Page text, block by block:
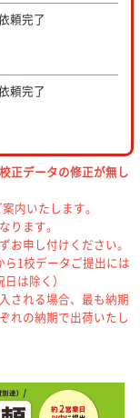
頼完了
頼完了
正データの修正が無し
内いたします。
ります。
申し付けください。
ら1校データご提出には
は除く）
される場合、最も納期
れの納期で出荷いたし